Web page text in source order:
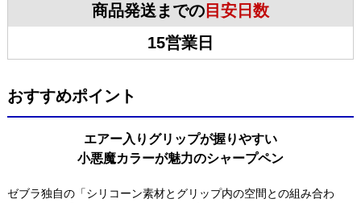
商品発送までの 目安日数
15営業日
おすすめポイント
エアー入りグリップが握りやすい
小悪魔カラーが魅力のシャープペン
ゼブラ独自の「シリコーン素材とグリップ内の空間との組み合わ